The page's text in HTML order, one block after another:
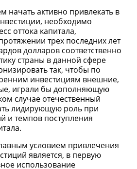
начать активно привлекать в
необходимо
оттока капитала,
трех последних лет
долларов соответственно
страны в данной сфере
так, чтобы по
инвестициям внешние,
играли бы дополняющую
случае отечественный
лидирующую роль при
и темпов поступления
условием привлечения
является, в первую
использование